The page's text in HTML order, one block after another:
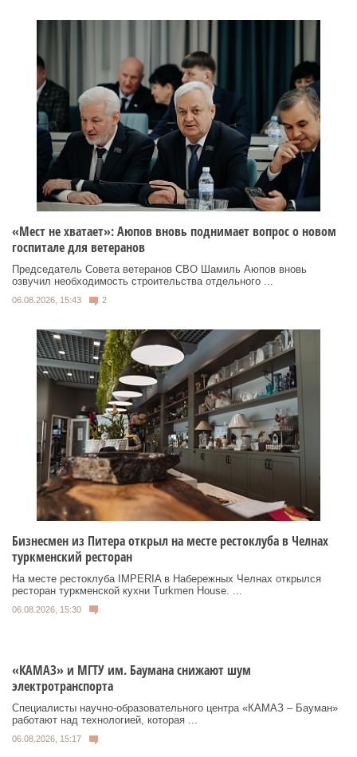
«Мест не хватает»: Аюпов вновь поднимает вопрос о новом
госпитале для ветеранов
Председатель Совета ветеранов СВО Шамиль Аюпов вновь
озвучил необходимость строительства отдельного ...
06.08.2026, 15:43 2
Бизнесмен из Питера открыл на месте рестоклуба в Челнах
туркменский ресторан
На месте рестоклуба IMPERIA в Набережных Челнах открылся
ресторан туркменской кухни Turkmen House. ...
06.08.2026, 15:30
«КАМАЗ» и МГТУ им. Баумана снижают шум
электротранспорта
Специалисты научно-образовательного центра «КАМАЗ – Бауман»
работают над технологией, которая ...
06.08.2026, 15:17